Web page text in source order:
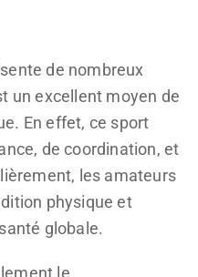
de nombreux
un excellent moyen de
En effet, ce sport
de coordination, et
les amateurs
physique et
globale.